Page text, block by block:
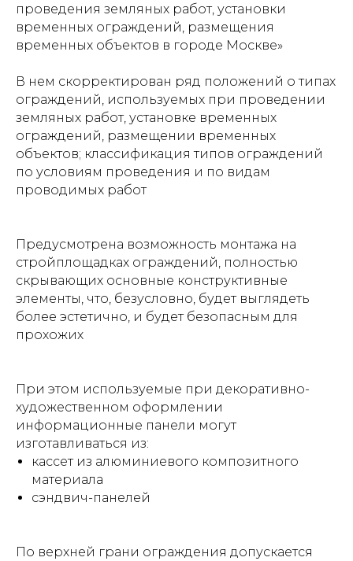
проведения земляных работ, установки
временных ограждений, размещения
временных объектов в городе Москве»
В нем скорректирован ряд положений о типах
ограждений, используемых при проведении
земляных работ, установке временных
ограждений, размещении временных
объектов; классификация типов ограждений
по условиям проведения и по видам
проводимых работ
Предусмотрена возможность монтажа на
стройплощадках ограждений, полностью
скрывающих основные конструктивные
элементы, что, безусловно, будет выглядеть
более эстетично, и будет безопасным для
прохожих
При этом используемые при декоративно-
художественном оформлении
информационные панели могут
изготавливаться из:
кассет из алюминиевого композитного
материала
сэндвич-панелей
По верхней грани ограждения допускается